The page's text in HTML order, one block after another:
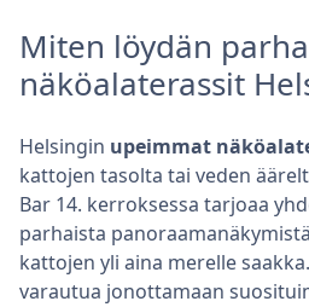
Miten löydän
näköalaterassit
Helsingin upeimmat
kattojen tasolta tai veden
Bar 14. kerroksessa tarjoaa
parhaista
kattojen yli aina merelle
varautua jonottamaan